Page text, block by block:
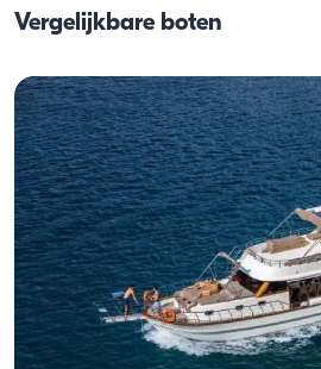
tijdens dagtochten is. Bij
vaartcapaciteit.
Vergelijkbare boten